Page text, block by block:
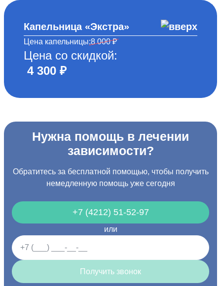
Капельница «Экстра»
Цена капельницы:8 000 ₽
Цена со скидкой:
4 300 ₽
Нужна помощь в лечении
зависимости?
Обратитесь за бесплатной помощью, чтобы получить
немедленную помощь уже сегодня
+7 (4212) 51-52-97
или
Получить звонок